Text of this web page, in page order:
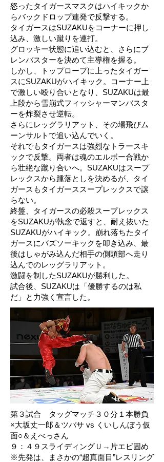
怒ったタイガースマスクはハイキックか
らバックドロップ連発で反撃する。
タイガースはSUZAKUをコーナーに押し
込み、激しい蹴りを連打。
グロッキー状態に追い込むと、さらにブ
レンバスターを決めて主導権を握る。
しかし、トップロープに上ったタイガー
スにSUZAKUがハイキック。コーナー上
で激しい殴り合いとなり、SUZAKUは最
上段から雪崩式フィッシャーマンバスタ
ーを炸裂させ逆転。
さらにレッグラリアット、その場飛びム
ーンサルトで追い込んでいく。
それでもタイガースは強烈なトラースキ
ックで反撃。両者は魂のエルボー合戦か
ら壮絶な蹴り合いへ。SUZAKUはスープ
レックスから踵落としを決めるが、タイ
ガースもタイガーススープレックスで譲
らない。
終盤、タイガースの必殺スープレックス
をSUZAKUが執念で返すと、耐え抜いた
SUZAKUがハイキック。崩れ落ちたタイ
ガースにバズソーキックを叩き込み、最
後はしゃがみ込んだ相手の側頭部へ走り
込んでのレッグラリアット。
激闘を制したSUZAKUが勝利した。
試合後、SUZAKUは「優勝するのは私
だ」と力強く宣言した。
第３試合 タッグマッチ３０分１本勝負
×大坂丈一郎＆ツバサ vs くいしんぼう仮
面○＆えべっさん
９：４９スライディングＵ→片エビ固め
※先発は、まさかの“超真面目”レスリング